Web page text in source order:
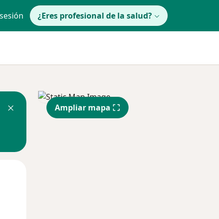
¿Eres profesional de la salud?
Ampliar mapa